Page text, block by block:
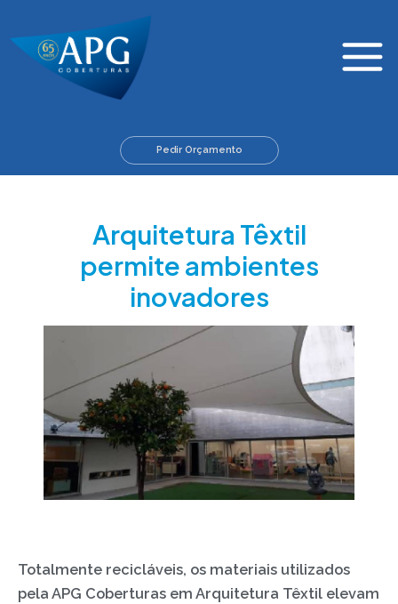
to
content
Menu
Pedir Orçamento
Arquitetura Têxtil
permite ambientes
inovadores
Totalmente recicláveis, os materiais utilizados
pela APG Coberturas em Arquitetura Têxtil elevam